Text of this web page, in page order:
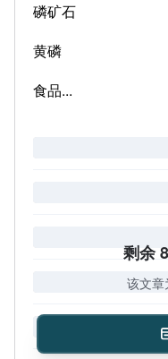
磷矿石
黄磷
食品...
剩余
该文章